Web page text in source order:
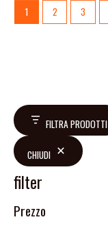
FILTRA PRODOTTI
CHIUDI
filter
Prezzo
1 2 3